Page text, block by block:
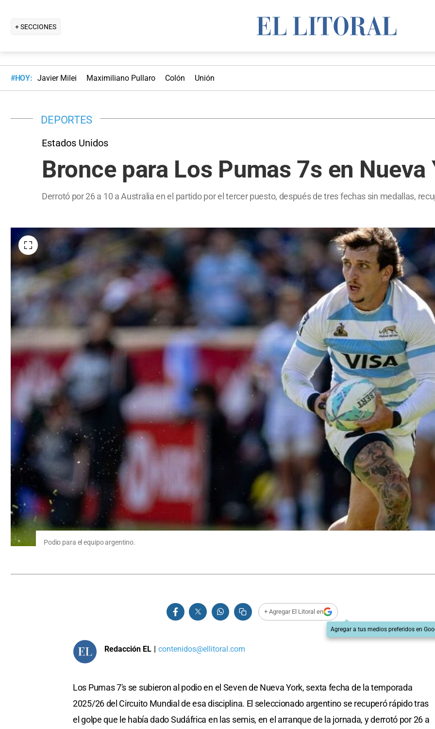
+ SECCIONES
#HOY: Javier Milei Maximiliano Pullaro Colón Unión
DEPORTES
Estados Unidos
Bronce para Los Pumas 7s en Nueva
Derrotó por 26 a 10 a Australia en el partido por el tercer puesto, después de tres fechas sin medallas,
Podio para el equipo argentino.
+ Agregar El Litoral en
Agregar a tus medios preferidos en
Redacción EL | contenidos@ellitoral.com
Los Pumas 7's se subieron al podio en el Seven de Nueva York, sexta fecha de la temporada
2025/26 del Circuito Mundial de esa disciplina. El seleccionado argentino se recuperó rápido tras
el golpe que le había dado Sudáfrica en las semis, en el arranque de la jornada, y derrotó por 26 a